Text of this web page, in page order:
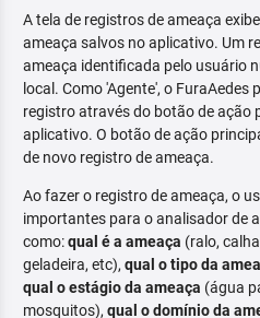
A tela de registros de ameaça
ameaça salvos no aplicativo. Um
ameaça identificada pelo usuário
local. Como 'Agente', o FuraAedes
registro através do botão de ação
aplicativo. O botão de ação
de novo registro de ameaça.
Ao fazer o registro de ameaça, o
importantes para o analisador de
como:qual é a ameaça (ralo,
geladeira, etc), qual o tipo da
qual o estágio da ameaça (água
mosquitos), qual o domínio da